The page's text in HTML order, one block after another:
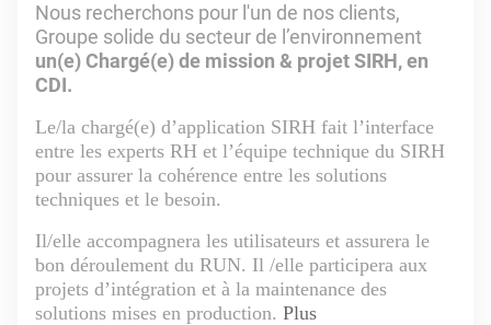
Nous recherchons pour l'un de nos clients,
Groupe solide du secteur de l’environnement
un(e) Chargé(e) de mission & projet SIRH, en
CDI.
Le/la chargé(e) d’application SIRH fait l’interface
entre les experts RH et l’équipe technique du SIRH
pour assurer la cohérence entre les solutions
techniques et le besoin.
Il/elle accompagnera les utilisateurs et assurera le
bon déroulement du RUN. Il /elle participera aux
projets d’intégration et à la maintenance des
solutions mises en production. Plus